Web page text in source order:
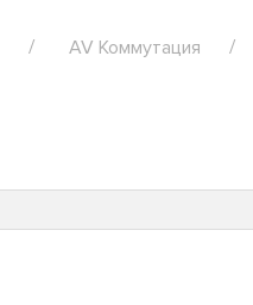
AV Коммутация